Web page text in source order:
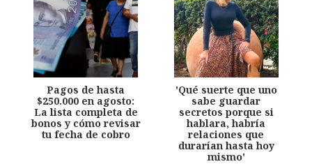
Pagos de hasta
$250.000 en agosto:
La lista completa de
bonos y cómo revisar
tu fecha de cobro
'Qué suerte que uno
sabe guardar
secretos porque si
hablara, habría
relaciones que
durarían hasta hoy
mismo'